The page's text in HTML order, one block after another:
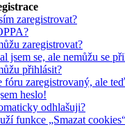
zaregistrovat?
zaregistrovat?
jsem se, ale nemůžu se
přihlásit?
fóru zaregistrovaný, ale
heslo!
odhlašuji?
funkce „Smazat